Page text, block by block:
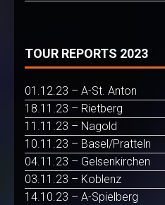
TOUR REPORTS 2023
01.12.23 – A-St. Anton
18.11.23 – Rietberg
11.11.23 – Nagold
10.11.23 – Basel/Pratteln
04.11.23 – Gelsenkirchen
03.11.23 – Koblenz
14.10.23 – A-Spielberg